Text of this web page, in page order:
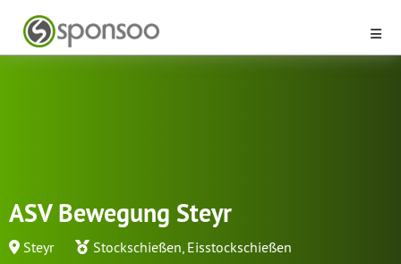
ASV Bewegung Steyr
Steyr Stockschießen, Eisstockschießen